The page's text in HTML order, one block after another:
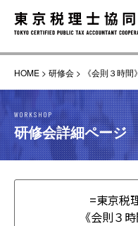
HOME > 研修会 > 《会則３時
WORKSHOP
研修会詳細ページ
=東京税
《会則３